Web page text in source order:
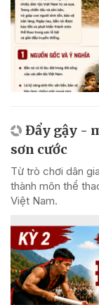
Đẩy gậy -
sơn cước
Từ trò chơi dân
thành môn thể
Việt Nam.